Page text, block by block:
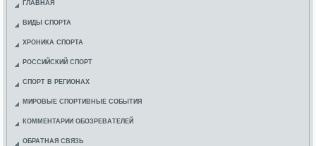
ГЛАВНАЯ
ВИДЫ СПОРТА
ХРОНИКА СПОРТА
РОССИЙСКИЙ СПОРТ
СПОРТ В РЕГИОНАХ
МИРОВЫЕ СПОРТИВНЫЕ СОБЫТИЯ
КОММЕНТАРИИ ОБОЗРЕВАТЕЛЕЙ
ОБРАТНАЯ СВЯЗЬ